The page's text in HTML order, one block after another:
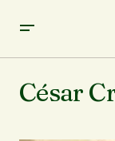
César